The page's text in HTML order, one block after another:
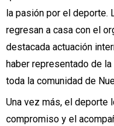
la pasión por el deporte.
regresan a casa con el
destacada actuación
haber representado de
toda la comunidad de
Una vez más, el deporte
compromiso y el